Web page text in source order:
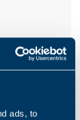
ads, to